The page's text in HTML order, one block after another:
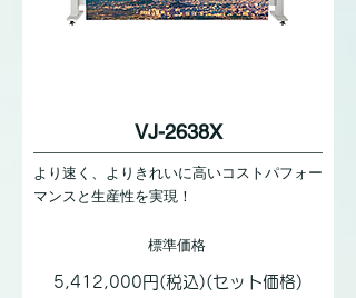
VJ-2638X
より速く、よりきれいに高いコストパフォー
マンスと生産性を実現！
標準価格
5,412,000円(税込)(セット価格)